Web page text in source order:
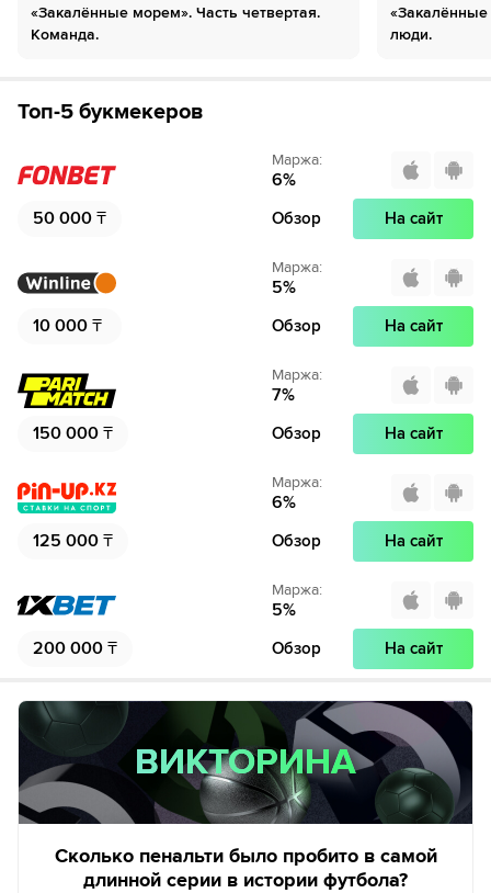
«Закалённые морем». Часть четвертая.
Команда.
люди.
Топ-5 букмекеров
50 000 ₸
Маржа:
6%
Обзор На сайт
10 000 ₸
Маржа:
5%
Обзор На сайт
150 000 ₸
Маржа:
7%
Обзор На сайт
125 000 ₸
Маржа:
6%
Обзор На сайт
200 000 ₸
Маржа:
5%
Обзор На сайт
ВИКТОРИНА
ВИКТОРИНА
Сколько пенальти было пробито в самой
длинной серии в истории футбола?